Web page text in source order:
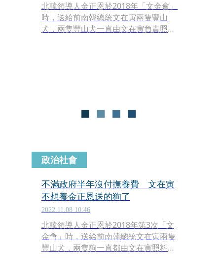
北韓領導人金正恩於2018年「文金會」
時，送給前南韓總統文在寅兩隻豐山
犬，兩隻豐山犬一直由文在寅負責照
政治社會
不滿政府半年沒付撫養費 文在寅
不想養金正恩送的狗了
2022.11.08 10:46
北韓領導人金正恩於2018年第3次「文
金會」時，送給前南韓總統文在寅兩隻
豐山犬，兩隻狗一直都由文在寅照料，